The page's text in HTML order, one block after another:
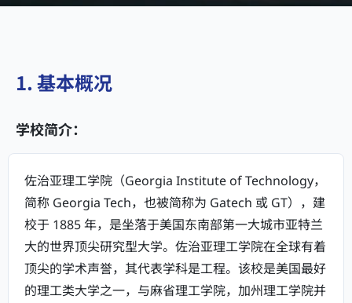
1. 基本概况
学校简介：
佐治亚理工学院（Georgia Institute of Technology，
简称 Georgia Tech，也被简称为 Gatech 或 GT），建
校于 1885 年，是坐落于美国东南部第一大城市亚特兰
大的世界顶尖研究型大学。佐治亚理工学院在全球有着
顶尖的学术声誉，其代表学科是工程。该校是美国最好
的理工类大学之一，与麻省理工学院，加州理工学院并